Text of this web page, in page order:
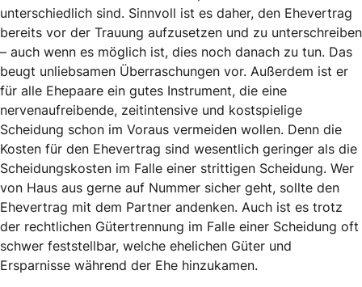
unterschiedlich sind. Sinnvoll ist es daher, den Ehevertrag
bereits vor der Trauung aufzusetzen und zu unterschreiben
– auch wenn es möglich ist, dies noch danach zu tun. Das
beugt unliebsamen Überraschungen vor. Außerdem ist er
für alle Ehepaare ein gutes Instrument, die eine
nervenaufreibende, zeitintensive und kostspielige
Scheidung schon im Voraus vermeiden wollen. Denn die
Kosten für den Ehevertrag sind wesentlich geringer als die
Scheidungskosten im Falle einer strittigen Scheidung. Wer
von Haus aus gerne auf Nummer sicher geht, sollte den
Ehevertrag mit dem Partner andenken. Auch ist es trotz
der rechtlichen Gütertrennung im Falle einer Scheidung oft
schwer feststellbar, welche ehelichen Güter und
Ersparnisse während der Ehe hinzukamen.